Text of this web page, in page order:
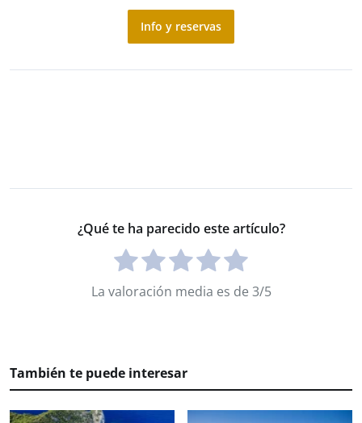
Info y reservas
¿Qué te ha parecido este artículo?
La valoración media es de 3/5
También te puede interesar